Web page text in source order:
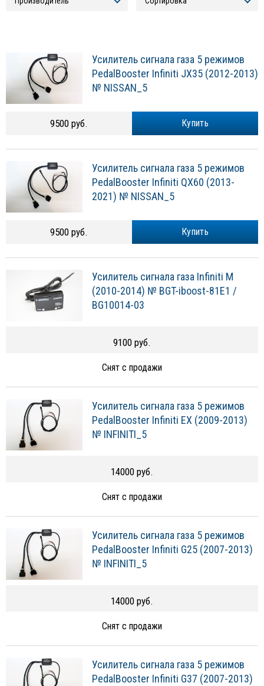
Усилитель сигнала газа 5 режимов
PedalBooster Infiniti JX35 (2012-2013)
№ NISSAN_5
Купить
9500 руб.
Усилитель сигнала газа 5 режимов
PedalBooster Infiniti QX60 (2013-
2021) № NISSAN_5
Купить
9500 руб.
Усилитель сигнала газа Infiniti M
(2010-2014) № BGT-iboost-81E1 /
BG10014-03
9100 руб.
Снят с продажи
Усилитель сигнала газа 5 режимов
PedalBooster Infiniti EX (2009-2013)
№ INFINITI_5
14000 руб.
Снят с продажи
Усилитель сигнала газа 5 режимов
PedalBooster Infiniti G25 (2007-2013)
№ INFINITI_5
14000 руб.
Снят с продажи
Усилитель сигнала газа 5 режимов
PedalBooster Infiniti G37 (2007-2013)